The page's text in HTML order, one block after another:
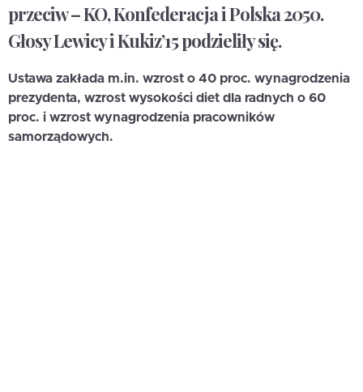
przeciw – KO, Konfederacja i Polska 2050.
Głosy Lewicy i Kukiz’15 podzieliły się.
Ustawa zakłada m.in. wzrost o 40 proc. wynagrodzenia
prezydenta, wzrost wysokości diet dla radnych o 60
proc. i wzrost wynagrodzenia pracowników
samorządowych.